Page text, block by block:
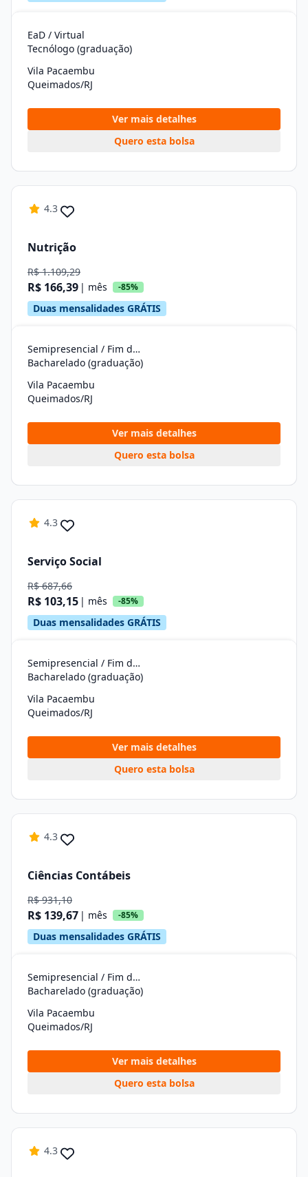
EaD / Virtual
Tecnólogo (graduação)
Vila Pacaembu
Queimados/RJ
Ver mais detalhes
Quero esta bolsa
4.3
Nutrição
R$ 1.109,29
R$ 166,39 | mês -85%
Duas mensalidades GRÁTIS
Semipresencial / Fim de Semana
Bacharelado (graduação)
Vila Pacaembu
Queimados/RJ
Ver mais detalhes
Quero esta bolsa
4.3
Serviço Social
R$ 687,66
R$ 103,15 | mês -85%
Duas mensalidades GRÁTIS
Semipresencial / Fim de Semana
Bacharelado (graduação)
Vila Pacaembu
Queimados/RJ
Ver mais detalhes
Quero esta bolsa
4.3
Ciências Contábeis
R$ 931,10
R$ 139,67 | mês -85%
Duas mensalidades GRÁTIS
Semipresencial / Fim de Semana
Bacharelado (graduação)
Vila Pacaembu
Queimados/RJ
Ver mais detalhes
Quero esta bolsa
4.3